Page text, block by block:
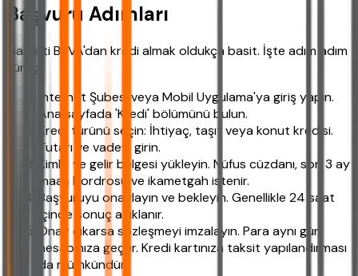
Başvuru Adımları
Garanti BBVA'dan kredi almak oldukça basit. İşte adım adım
süreç:
İnternet Şubesi veya Mobil Uygulama'ya giriş yapın.
Ana sayfada 'Kredi' bölümünü bulun.
Kredi türünü seçin: İhtiyaç, taşıt veya konut kredisi.
Tutarı ve vadeyi girin.
Kimlik ve gelir belgesi yükleyin. Nüfus cüzdanı, son 3 ay
maaş bordrosu ve ikametgah istenir.
Başvuruyu onaylayın ve bekleyin. Genellikle 24 saat
içinde sonuç açıklanır.
Onay çıkarsa sözleşmeyi imzalayın. Para aynı gün
hesabınıza geçer. Kredi kartınıza taksit yapılandırması
da mümkündür.